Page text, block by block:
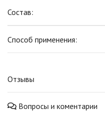
Состав:
Способ применения:
Отзывы
Вопросы и коментарии